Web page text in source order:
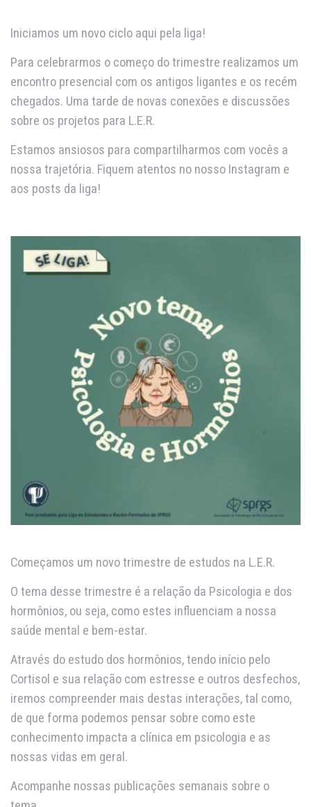
Iniciamos um novo ciclo aqui pela liga!
Para celebrarmos o começo do trimestre realizamos um
encontro presencial com os antigos ligantes e os recém
chegados. Uma tarde de novas conexões e discussões
sobre os projetos para L.E.R.
Estamos ansiosos para compartilharmos com vocês a
nossa trajetória. Fiquem atentos no nosso Instagram e
aos posts da liga!
Começamos um novo trimestre de estudos na L.E.R.
O tema desse trimestre é a relação da Psicologia e dos
hormônios, ou seja, como estes influenciam a nossa
saúde mental e bem-estar.
Através do estudo dos hormônios, tendo início pelo
Cortisol e sua relação com estresse e outros desfechos,
iremos compreender mais destas interações, tal como,
de que forma podemos pensar sobre como este
conhecimento impacta a clínica em psicologia e as
nossas vidas em geral.
Acompanhe nossas publicações semanais sobre o